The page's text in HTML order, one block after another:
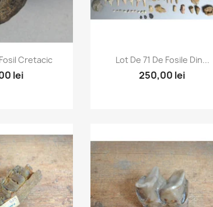
rapida
Cretacic
lei
Vizualizare rapida
Lot De 71 De Fosile Din...
250,00 lei